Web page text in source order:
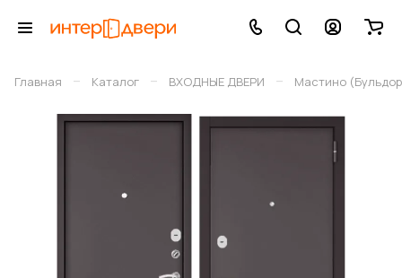
Главная – Каталог – ВХОДНЫЕ ДВЕРИ – Мастино